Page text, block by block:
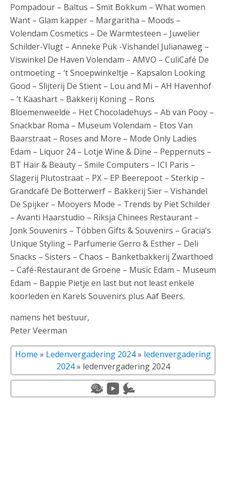
Pompadour – Baltus – Smit Bokkum – What women
Want – Glam kapper – Margaritha – Moods –
Volendam Cosmetics – De Warmtesteen – Juwelier
Schilder-Vlugt – Anneke Puk -Vishandel Julianaweg –
Viswinkel De Haven Volendam – AMVO – CuliCafé De
ontmoeting – ‘t Snoepwinkeltje – Kapsalon Looking
Good – Slijterij De Stient – Lou and Mi – AH Havenhof
– ’t Kaashart – Bakkerij Koning – Rons
Bloemenweelde – Het Chocoladehuys – Ab van Pooy –
Snackbar Roma – Museum Volendam – Etos Van
Baarstraat – Roses and More – Mode Only Ladies
Edam – Liquor 24 – Lotje Wine & Dine – Peppernuts –
BT Hair & Beauty – Smile Computers – ICI Paris –
Slagerij Plutostraat – PX – EP Beerepoot – Sterkip –
Grandcafé De Botterwerf – Bakkerij Sier – Vishandel
De Spijker – Mooyers Mode – Trends by Piet Schilder
– Avanti Haarstudio – Riksja Chinees Restaurant –
Jonk Souvenirs – Többen Gifts & Souvenirs – Gracia’s
Unique Styling – Parfumerie Gerro & Esther – Deli
Snacks – Sisters – Chaos – Banketbakkerij Zwarthoed
– Café-Restaurant de Groene – Music Edam – Museum
Edam – Bappie Pietje en last but not least enkele
koorleden en Karels Souvenirs plus Aaf Beers.
namens het bestuur,
Peter Veerman
Home » Ledenvergadering 2024» ledenvergadering
2024» ledenvergadering 2024